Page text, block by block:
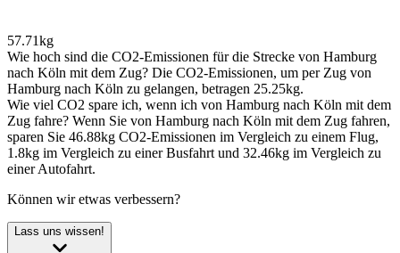
57.71kg
Wie hoch sind die CO2-Emissionen für die Strecke von Hamburg
nach Köln mit dem Zug? Die CO2-Emissionen, um per Zug von
Hamburg nach Köln zu gelangen, betragen 25.25kg.
Wie viel CO2 spare ich, wenn ich von Hamburg nach Köln mit dem
Zug fahre? Wenn Sie von Hamburg nach Köln mit dem Zug fahren,
sparen Sie 46.88kg CO2-Emissionen im Vergleich zu einem Flug,
1.8kg im Vergleich zu einer Busfahrt und 32.46kg im Vergleich zu
einer Autofahrt.
Können wir etwas verbessern?
Lass uns wissen!